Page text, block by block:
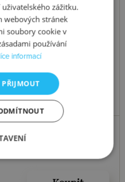
Clasic DP404
zážitku.
webových stránek
soubory cookie v
používání
informací
PŘIJMOUT